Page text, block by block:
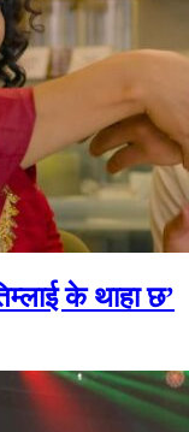
के थाहा छ’